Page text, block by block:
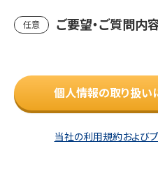
任意 ご要望・ご質問内
個人情報の取り扱い
当社の利用規約および